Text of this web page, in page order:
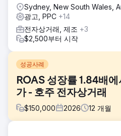
Sydney, New South Wales,
광고, PPC +14
전자상거래, 제조 +3
$2,500부터 시작
성공사례
ROAS 성장률 1.84배
가 - 호주 전자상거래
$150,000 2026 12 개월